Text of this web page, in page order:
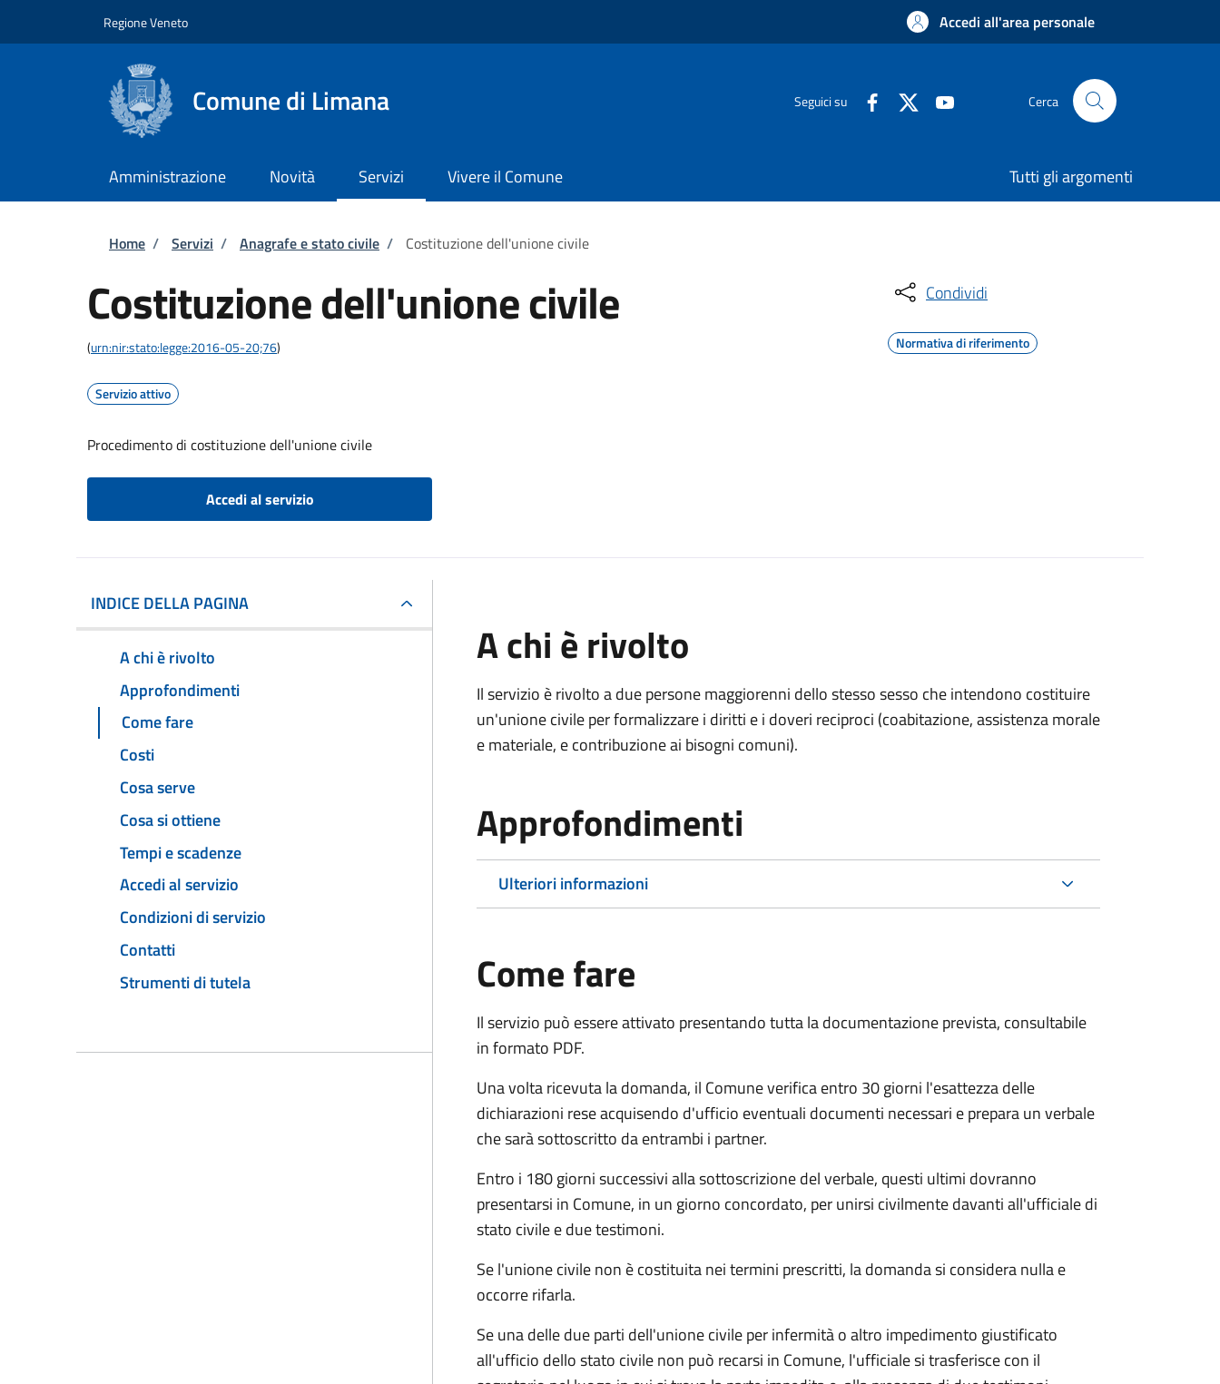
Regione Veneto Accedi all'area personale
Comune di Limana Seguici su Cerca
Amministrazione Novità Servizi Vivere il Comune Tutti gli argomenti
Briciole di pane
Home / Servizi / Anagrafe e stato civile / Costituzione dell'unione civile
Costituzione dell'unione civile
(urn:nir:stato:legge:2016-05-20;76)
Servizio attivo
Procedimento di costituzione dell'unione civile
Accedi al servizio
Condividi
Normativa di riferimento
INDICE DELLA PAGINA
A chi è rivolto
Approfondimenti
Come fare
Costi
Cosa serve
Cosa si ottiene
Tempi e scadenze
Accedi al servizio
Condizioni di servizio
Contatti
Strumenti di tutela
A chi è rivolto
Il servizio è rivolto a due persone maggiorenni dello stesso sesso che intendono costituire
un'unione civile per formalizzare i diritti e i doveri reciproci (coabitazione, assistenza morale
e materiale, e contribuzione ai bisogni comuni).
Approfondimenti
Ulteriori informazioni
Come fare
Il servizio può essere attivato presentando tutta la documentazione prevista, consultabile
in formato PDF.
Una volta ricevuta la domanda, il Comune verifica entro 30 giorni l'esattezza delle
dichiarazioni rese acquisendo d'ufficio eventuali documenti necessari e prepara un verbale
che sarà sottoscritto da entrambi i partner.
Entro i 180 giorni successivi alla sottoscrizione del verbale, questi ultimi dovranno
presentarsi in Comune, in un giorno concordato, per unirsi civilmentedavanti all'ufficiale di
stato civilee due testimoni.
Se l'unione civile non è costituita nei termini prescritti, la domanda si considera nulla e
occorre rifarla.
Se una delle due parti dell'unione civile per infermità o altro impedimento giustificato
all'ufficio dello stato civile non può recarsi in Comune, l'ufficiale si trasferisce con il